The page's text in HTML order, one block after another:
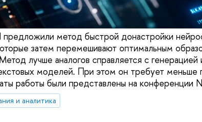
метод быстрой донастройки
затем перемешивают оптимальным
лучше аналогов справляется с генерацией
моделей. При этом он требует меньше
работы были представлены на конференции
и аналитика